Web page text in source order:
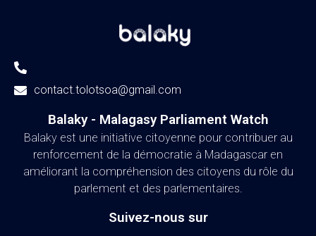
contact.tolotsoa@gmail.com
Balaky - Malagasy Parliament Watch​
Balaky est une initiative citoyenne pour contribuer au
renforcement de la démocratie à Madagascar en
améliorant la compréhension des citoyens du rôle du
parlement et des parlementaires.
Suivez-nous sur